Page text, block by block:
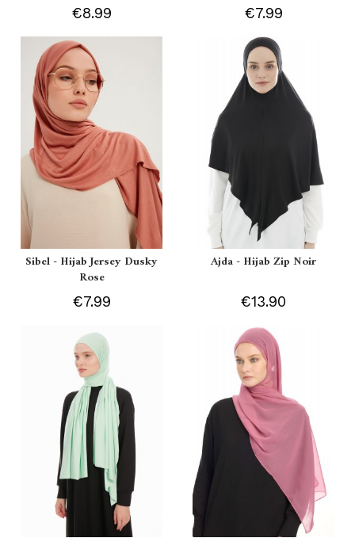
€8.99 €7.99
Sibel - Hijab Jersey Dusky
Rose
€7.99
Ajda - Hijab Zip Noir
€13.90